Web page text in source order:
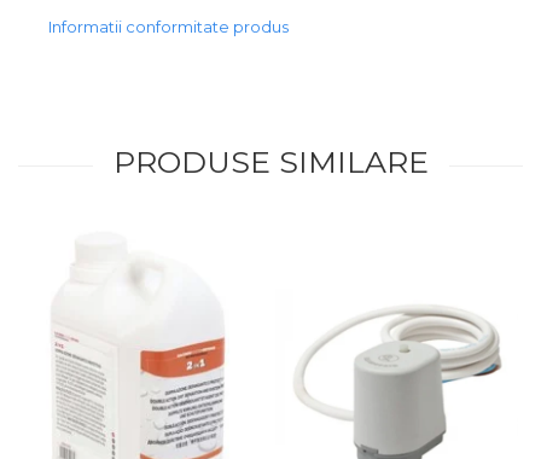
Informatii conformitate produs
PRODUSE SIMILARE